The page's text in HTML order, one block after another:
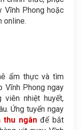
Vĩnh Phong hoặc
online.
ẩm thực và tìm
Vĩnh Phong ngay
viên nhiệt huyết,
Ứng tuyển ngay
thu ngânđể bắt